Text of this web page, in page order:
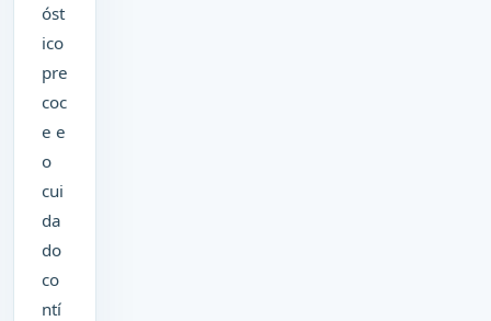
óst
ico
pre
coc
e e
o
cui
da
do
co
ntí